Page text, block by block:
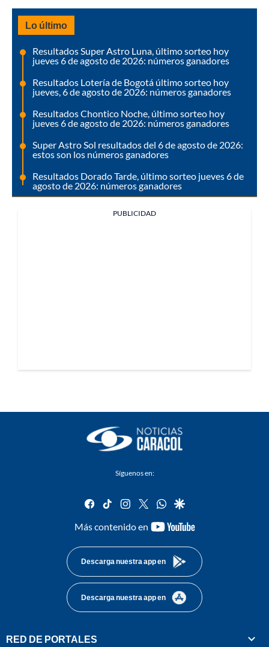
Lo último
Resultados Super Astro Luna, último sorteo hoy
jueves 6 de agosto de 2026: números ganadores
Resultados Lotería de Bogotá último sorteo hoy
jueves, 6 de agosto de 2026: números ganadores
Resultados Chontico Noche, último sorteo hoy
jueves 6 de agosto de 2026: números ganadores
Super Astro Sol resultados del 6 de agosto de 2026:
estos son los números ganadores
Resultados Dorado Tarde, último sorteo jueves 6 de
agosto de 2026: números ganadores
PUBLICIDAD
Síguenos en:
facebook
tiktok instagram
twitterwhatsapp
google
Más contenido en
youtube-
Descarga nuestra app en
Descarga nuestra app en
RED DE PORTALES